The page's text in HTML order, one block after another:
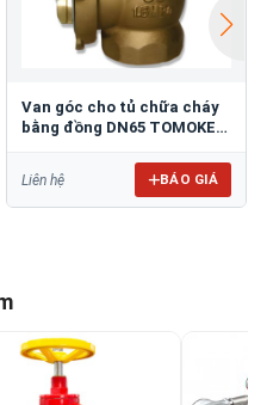
Van góc cho tủ chữa cháy
bằng đồng DN65 TOMOKEN
Liên hệ BÁO GIÁ